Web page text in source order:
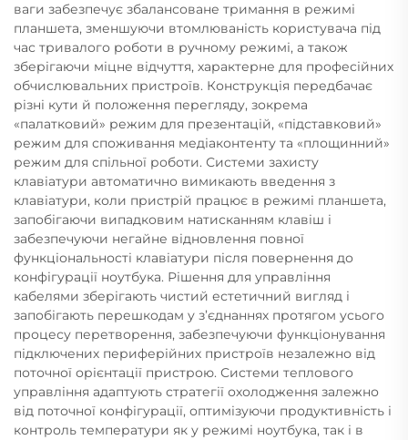
ваги забезпечує збалансоване тримання в режимі
планшета, зменшуючи втомлюваність користувача під
час тривалого роботи в ручному режимі, а також
зберігаючи міцне відчуття, характерне для професійних
обчислювальних пристроїв. Конструкція передбачає
різні кути й положення перегляду, зокрема
«палатковий» режим для презентацій, «підставковий»
режим для споживання медіаконтенту та «площинний»
режим для спільної роботи. Системи захисту
клавіатури автоматично вимикають введення з
клавіатури, коли пристрій працює в режимі планшета,
запобігаючи випадковим натисканням клавіш і
забезпечуючи негайне відновлення повної
функціональності клавіатури після повернення до
конфігурації ноутбука. Рішення для управління
кабелями зберігають чистий естетичний вигляд і
запобігають перешкодам у з’єднаннях протягом усього
процесу перетворення, забезпечуючи функціонування
підключених периферійних пристроїв незалежно від
поточної орієнтації пристрою. Системи теплового
управління адаптують стратегії охолодження залежно
від поточної конфігурації, оптимізуючи продуктивність і
контроль температури як у режимі ноутбука, так і в